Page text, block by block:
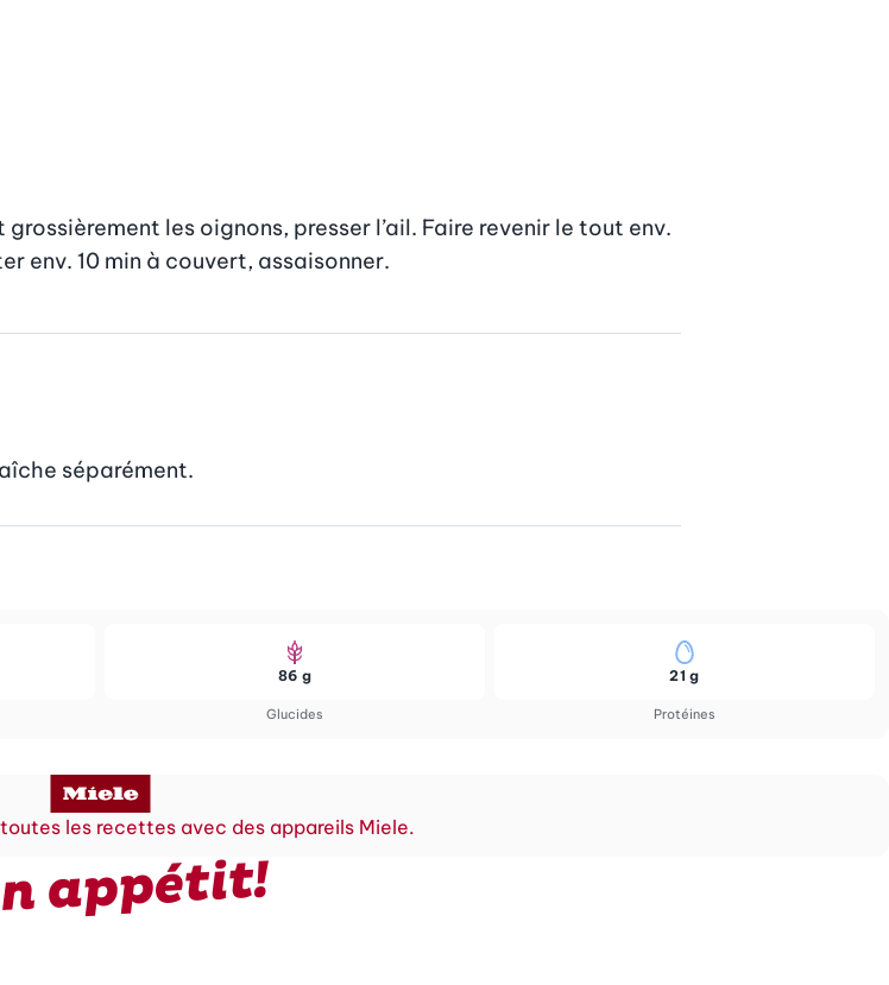
les oignons, presser l’ail. Faire revenir le tout env.
env. 10 min à couvert, assaisonner.
séparément.
Glucides
86 g
Protéines
21 g
les recettes avec des appareils Miele.
appétit!